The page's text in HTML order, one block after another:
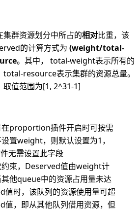
群资源划分中所占的相对比重，该
的计算方式为 (weight/total-
。其中， total-weight表示所有的
resource表示集群的资源总量。
取值范围为[1, 2^31-1]
在proportion插件开启时可按需
置weight，则默认设置为1，
无需设置此字段
约束，Deserved值由weight计
他queue中的资源占用量未达
值时，该队列的资源使用量可超
值，即从其他队列借用资源，但